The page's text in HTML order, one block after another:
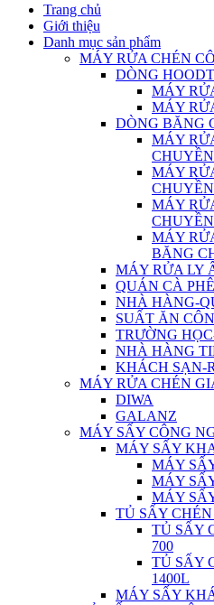
Trang chủ
Giới thiệu
Danh mục sản phẩm
MÁY RỬA CHÉN
DÒNG
MÁY
MÁY
DÒNG BĂNG
MÁY
MÁY
MÁY
MÁY
BĂNG
MÁY RỬA LY
QUÁN CÀ
NHÀ HÀNG-
SUẤT ĂN
TRƯỜNG
NHÀ HÀNG
KHÁCH SẠN-
MÁY RỬA CHÉN
DIWA
GALANZ
MÁY SẤY CÔNG
MÁY SẤY
MÁY
MÁY
MÁY
TỦ SẤY
TỦ SẤY
700
TỦ SẤY
1400L
MÁY SẤY